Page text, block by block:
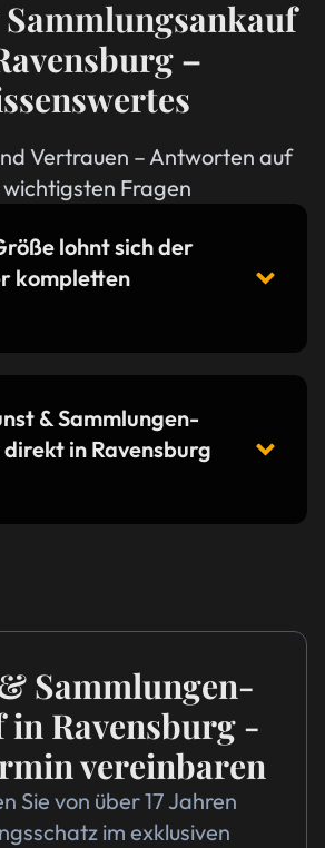
–
Vertrauen – Antworten auf
wichtigsten Fragen
lohnt sich der
kompletten
& Sammlungen-
in Ravensburg
Sammlungen-
in Ravensburg -
vereinbaren
Sie von über 17 Jahren
im exklusiven